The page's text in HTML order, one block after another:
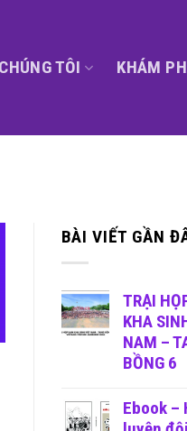
TÔI KHÁM
BÀI VIẾT GẦN
TRẠI
KHA
NAM –
BỒNG 6
Ebook –